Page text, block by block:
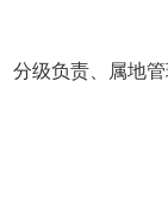
负责、属地管